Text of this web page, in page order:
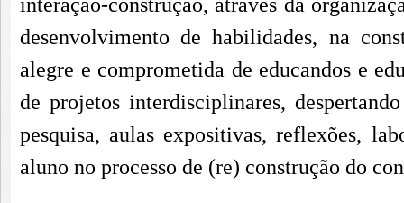
desenvolvimento de habilidades, na
alegre e comprometida de educandos e
de projetos interdisciplinares,
pesquisa, aulas expositivas, reflexões,
aluno no processo de (re) construção do